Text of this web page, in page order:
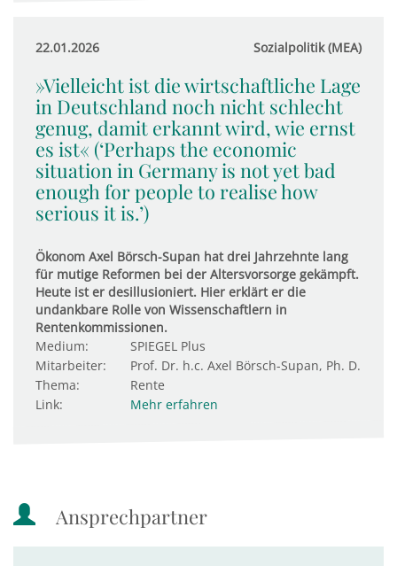
22.01.2026 Sozialpolitik (MEA)
»Vielleicht ist die wirtschaftliche Lage
in Deutschland noch nicht schlecht
genug, damit erkannt wird, wie ernst
es ist« (‘Perhaps the economic
situation in Germany is not yet bad
enough for people to realise how
serious it is.’)
Ökonom Axel Börsch-Supan hat drei Jahrzehnte lang
für mutige Reformen bei der Altersvorsorge gekämpft.
Heute ist er desillusioniert. Hier erklärt er die
undankbare Rolle von Wissenschaftlern in
Rentenkommissionen.
Medium:
SPIEGEL Plus
Mitarbeiter:
Prof. Dr. h.c. Axel Börsch-Supan, Ph. D.
Thema:
Rente
Link:
Mehr erfahren
Ansprechpartner